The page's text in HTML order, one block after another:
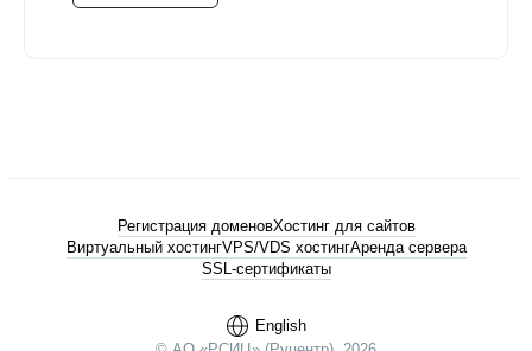
English
Регистрация доменовХостинг для сайтов
Виртуальный хостингVPS/VDS хостингАренда сервера
SSL-сертификаты